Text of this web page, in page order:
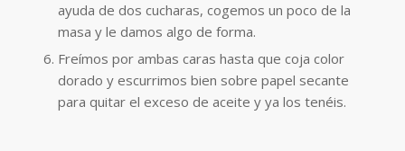
ayuda de dos cucharas, cogemos un poco de la
masa y le damos algo de forma.
Freímos por ambas caras hasta que coja color
dorado y escurrimos bien sobre papel secante
para quitar el exceso de aceite y ya los tenéis.